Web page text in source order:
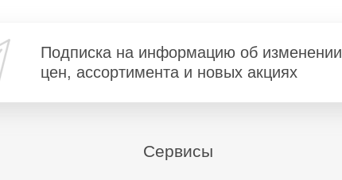
Подписка на информацию об изменении
цен, ассортимента и новых акциях
Сервисы